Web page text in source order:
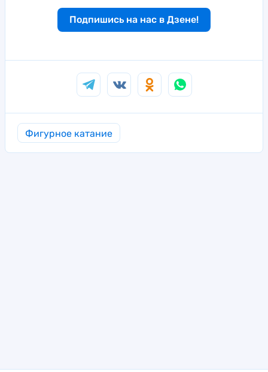
Подпишись на нас в Дзене!
Фигурное катание